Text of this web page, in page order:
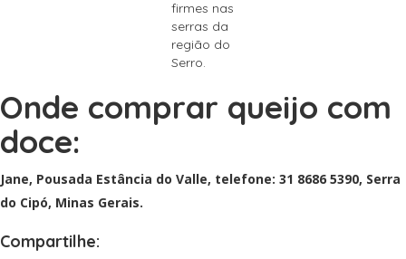
firmes nas
serras da
região do
Serro.
Onde comprar queijo com
doce:
Jane, Pousada Estância do Valle, telefone: 31 8686 5390, Serra
do Cipó, Minas Gerais.
Compartilhe: